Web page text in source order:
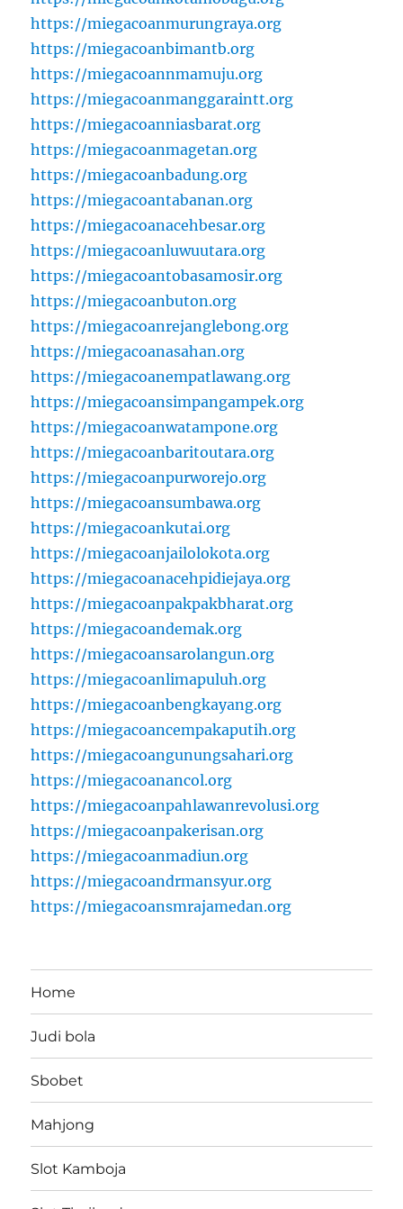
https://miegacoanmurungraya.org
https://miegacoanbimantb.org
https://miegacoannmamuju.org
https://miegacoanmanggaraintt.org
https://miegacoanniasbarat.org
https://miegacoanmagetan.org
https://miegacoanbadung.org
https://miegacoantabanan.org
https://miegacoanacehbesar.org
https://miegacoanluwuutara.org
https://miegacoantobasamosir.org
https://miegacoanbuton.org
https://miegacoanrejanglebong.org
https://miegacoanasahan.org
https://miegacoanempatlawang.org
https://miegacoansimpangampek.org
https://miegacoanwatampone.org
https://miegacoanbaritoutara.org
https://miegacoanpurworejo.org
https://miegacoansumbawa.org
https://miegacoankutai.org
https://miegacoanjailolokota.org
https://miegacoanacehpidiejaya.org
https://miegacoanpakpakbharat.org
https://miegacoandemak.org
https://miegacoansarolangun.org
https://miegacoanlimapuluh.org
https://miegacoanbengkayang.org
https://miegacoancempakaputih.org
https://miegacoangunungsahari.org
https://miegacoanancol.org
https://miegacoanpahlawanrevolusi.org
https://miegacoanpakerisan.org
https://miegacoanmadiun.org
https://miegacoandrmansyur.org
https://miegacoansmrajamedan.org
Home
Judi bola
Sbobet
Mahjong
Slot Kamboja